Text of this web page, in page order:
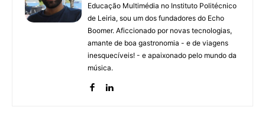
Educação Multimédia no Instituto Politécnico
de Leiria, sou um dos fundadores do Echo
Boomer. Aficcionado por novas tecnologias,
amante de boa gastronomia - e de viagens
inesquecíveis! - e apaixonado pelo mundo da
música.